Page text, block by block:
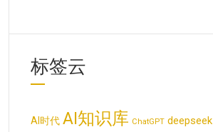
标签云
AI时代 AI知识库 ChatGPT deepseek